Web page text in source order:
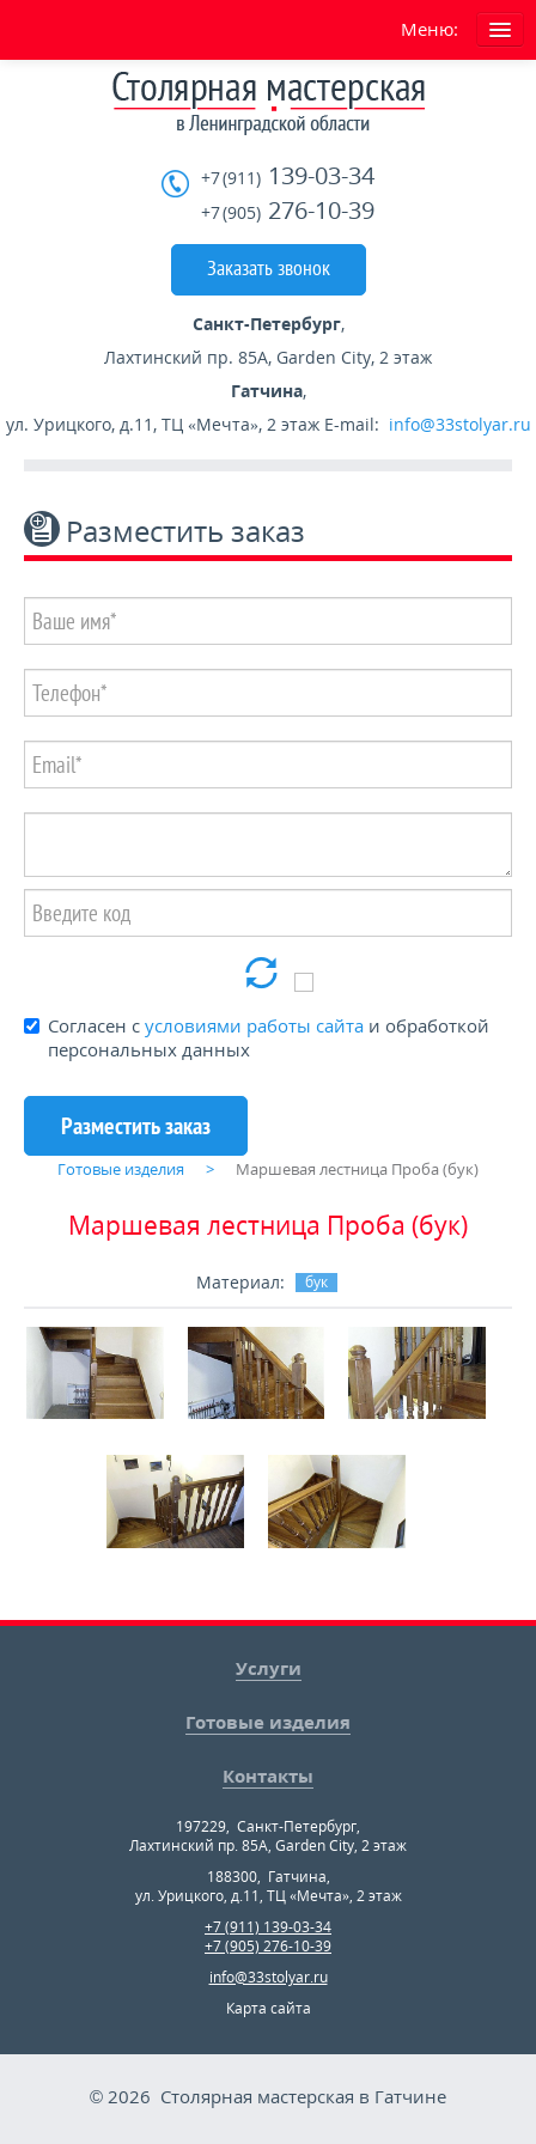
Меню:
Условия работы сайта
ГАРАНТИЯ
СКИДКИ
При заказе в декабре скидка -20%
КОНТАКТЫ
+7 (911) 139-03-34
+7 (905) 276-10-39
Заказать звонок
Санкт-Петербург,
Лахтинский пр. 85А, Garden City, 2 этаж
Гатчина,
ул. Урицкого, д.11, ТЦ «Мечта», 2 этажE-mail: info@33stolyar.ru
Разместить заказ
Согласен с условиями работы сайта и обработкой
персональных данных
Готовые изделия Маршевая лестница Проба (бук)
Маршевая лестница Проба (бук)
Материал: бук
Услуги
Готовые изделия
Контакты
197229, Санкт-Петербург,
Лахтинский пр. 85А, Garden City, 2 этаж
188300, Гатчина,
ул. Урицкого, д.11, ТЦ «Мечта», 2 этаж
+7 (911) 139-03-34
+7 (905) 276-10-39
info@33stolyar.ru
Карта сайта
© 2026 Столярная мастерская в Гатчине